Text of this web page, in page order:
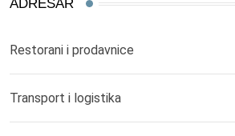
ADRESAR
Restorani i prodavnice
Transport i logistika